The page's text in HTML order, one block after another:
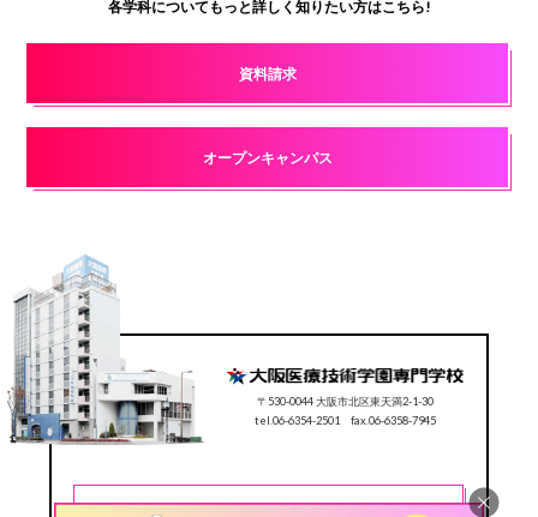
各学科についてもっと詳しく知りたい方はこちら!
資料請求
オープンキャンパス
〒530-0044 大阪市北区東天満2-1-30
tel.06-6354-2501 fax.06-6358-7945
CONTACT